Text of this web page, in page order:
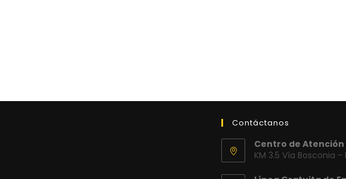
Contáctanos
Centro de Atención
KM 3.5 Vía Bosconia -